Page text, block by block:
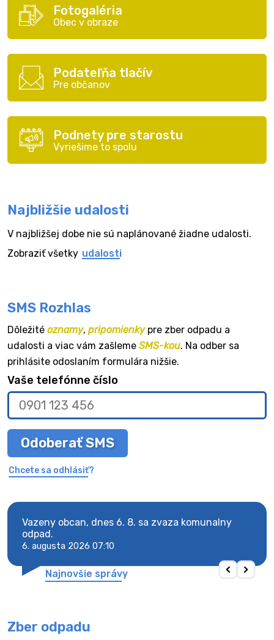
Fotogaléria
Obec v obraze
Podateľňa tlačív
Pre občanov
Podnety pre starostu
Vyriešime to spolu
Najbližšie udalosti
V najbližšej dobe nie sú naplánované žiadne udalosti.
Zobraziť všetky udalosti
SMS Rozhlas
Dôležité oznamy, pripomienkypre zber odpadu a
udalosti a viac vám zašleme SMS-kou. Na odber sa
prihlásite odoslaním formulára nižšie.
Vaše telefónne číslo
Odoberať SMS
Chcete sa odhlásiť?
Vazeny obcan, dnes 6. 8. sa zvaza komunalny
odpad.
6. augusta 2026 07:10
Najnovšie správy
Zber odpadu